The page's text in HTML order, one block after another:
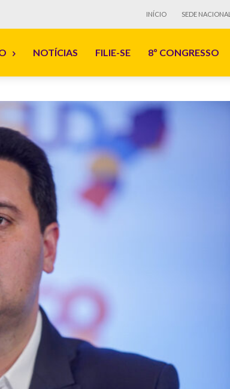
INÍCIO SEDE NACIONAL
NOTÍCIAS FILIE-SE 8º CONGRESSO